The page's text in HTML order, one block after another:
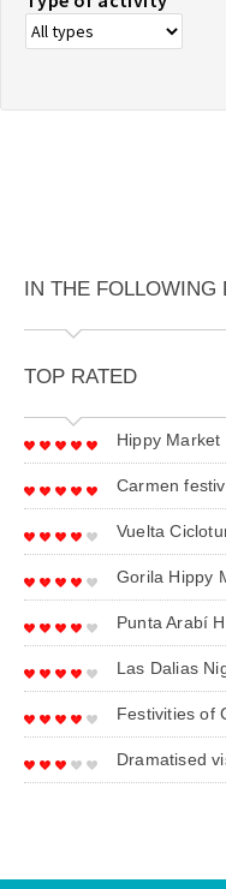
IN THE FOLLOWING
TOP RATED
Hippy Market
Carmen
Vuelta
Gorila Hippy
Punta Arabí
Las Dalias
Festivities of
Dramatised